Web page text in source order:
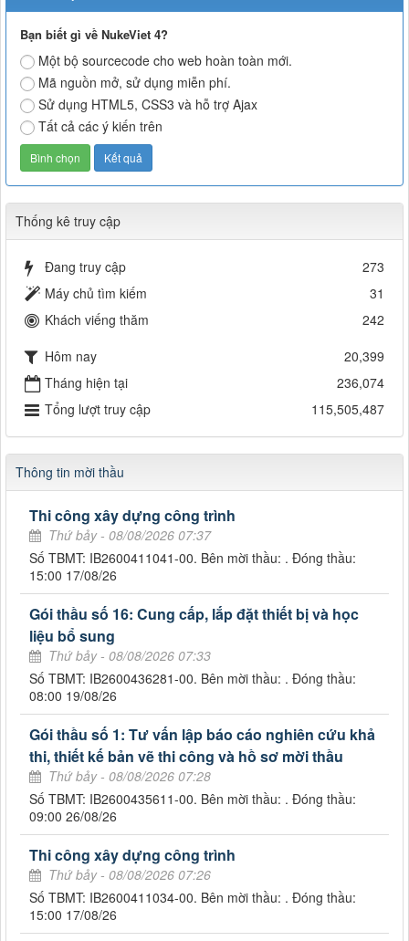
Bạn biết gì về NukeViet 4?
Một bộ sourcecode cho web hoàn toàn mới.
Mã nguồn mở, sử dụng miễn phí.
Sử dụng HTML5, CSS3 và hỗ trợ Ajax
Tất cả các ý kiến trên
Thống kê truy cập
Đang truy cập
273
Máy chủ tìm kiếm
31
Khách viếng thăm
242
Hôm nay
20,399
Tháng hiện tại
236,074
Tổng lượt truy cập
115,505,487
Thông tin mời thầu
Thi công xây dựng công trình
Thứ bảy - 08/08/2026 07:37
Số TBMT: IB2600411041-00. Bên mời thầu: . Đóng thầu:
15:00 17/08/26
Gói thầu số 16: Cung cấp, lắp đặt thiết bị và học
liệu bổ sung
Thứ bảy - 08/08/2026 07:33
Số TBMT: IB2600436281-00. Bên mời thầu: . Đóng thầu:
08:00 19/08/26
Gói thầu số 1: Tư vấn lập báo cáo nghiên cứu khả
thi, thiết kế bản vẽ thi công và hồ sơ mời thầu
Thứ bảy - 08/08/2026 07:28
Số TBMT: IB2600435611-00. Bên mời thầu: . Đóng thầu:
09:00 26/08/26
Thi công xây dựng công trình
Thứ bảy - 08/08/2026 07:26
Số TBMT: IB2600411034-00. Bên mời thầu: . Đóng thầu:
15:00 17/08/26